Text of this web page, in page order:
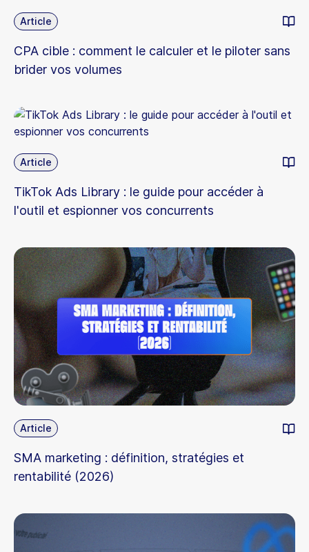
Article
CPA cible : comment le calculer et le piloter sans
brider vos volumes
Article
TikTok Ads Library : le guide pour accéder à
l'outil et espionner vos concurrents
Article
SMA marketing : définition, stratégies et
rentabilité (2026)